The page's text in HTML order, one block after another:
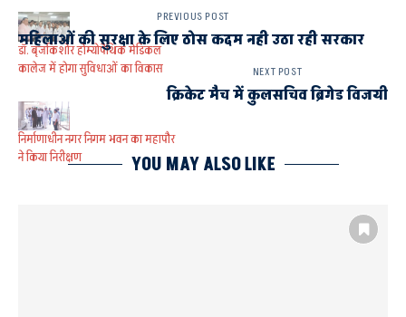
डॉ. बृजकिशोर होम्योपैथिक मेडिकल
कालेज में होगा सुविधाओं का विकास
निर्माणाधीन नगर निगम भवन का महापौर
ने किया निरीक्षण
PREVIOUS POST
महिलाओं की सुरक्षा के लिए ठोस कदम नही उठा रही सरकार
NEXT POST
क्रिकेट मैच में कुलसचिव ब्रिगेड विजयी
YOU MAY ALSO LIKE